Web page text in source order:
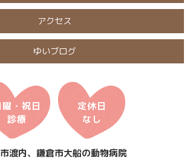
アクセス
ゆいブログ
曜・祝日
診療
定休日
なし
渡内、鎌倉市大船の動物病院